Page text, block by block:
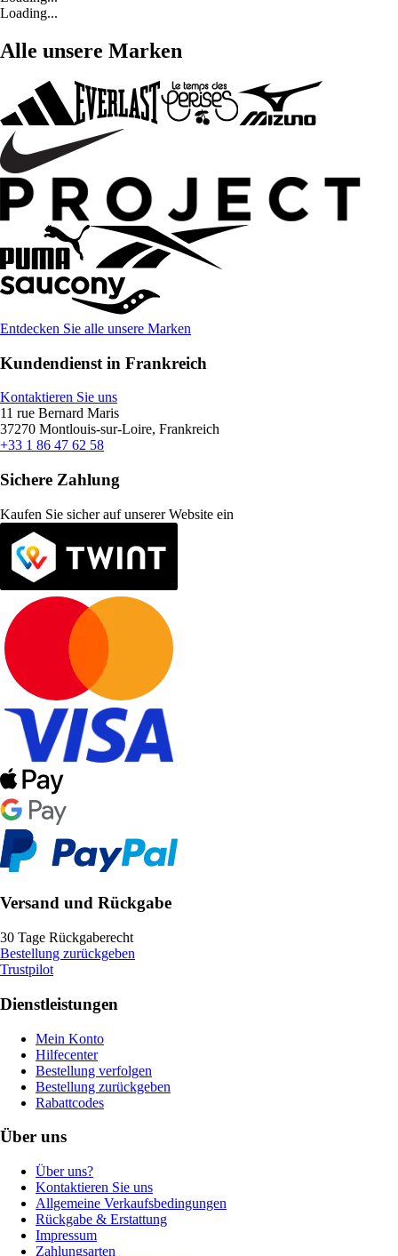
Loading...
Alle unsere Marken
Entdecken Sie alle unsere Marken
Kundendienst in Frankreich
Kontaktieren Sie uns
11 rue Bernard Maris
37270 Montlouis-sur-Loire, Frankreich
+33 1 86 47 62 58
Sichere Zahlung
Kaufen Sie sicher auf unserer Website ein
Versand und Rückgabe
30 Tage Rückgaberecht
Bestellung zurückgeben
Trustpilot
Dienstleistungen
Mein Konto
Hilfecenter
Bestellung verfolgen
Bestellung zurückgeben
Rabattcodes
Über uns
Über uns?
Kontaktieren Sie uns
Allgemeine Verkaufsbedingungen
Rückgabe & Erstattung
Impressum
Zahlungsarten